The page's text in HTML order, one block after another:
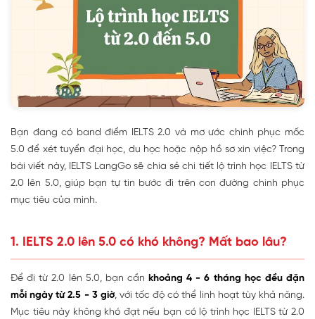
Bạn đang có band điểm IELTS 2.0 và mơ ước chinh phục mốc
5.0 để xét tuyển đại học, du học hoặc nộp hồ sơ xin việc? Trong
bài viết này, IELTS LangGo sẽ chia sẻ chi tiết lộ trình học IELTS từ
2.0 lên 5.0, giúp bạn tự tin bước đi trên con đường chinh phục
mục tiêu của mình.
1. IELTS 2.0 lên 5.0 có khó không? Mất bao lâu?
Để đi từ 2.0 lên 5.0, bạn cần khoảng 4 - 6 tháng học đều đặn
mỗi ngày từ 2.5 - 3 giờ, với tốc độ có thể linh hoạt tùy khả năng.
Mục tiêu này không khó đạt nếu bạn có lộ trình học IELTS từ 2.0